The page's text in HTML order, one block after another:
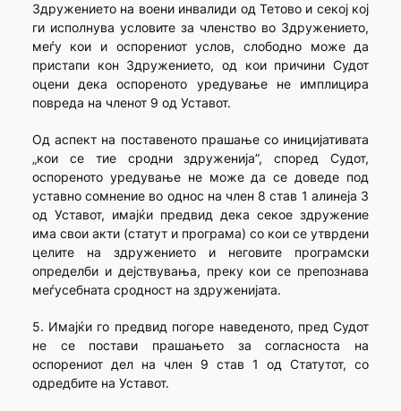
Здружението на воени инвалиди од Тетово и секој кој
ги исполнува условите за членство во Здружението,
меѓу кои и оспорениот услов, слободно може да
пристапи кон Здружението, од кои причини Судот
оцени дека оспореното уредување не имплицира
повреда на членот 9 од Уставот.
Од аспект на поставеното прашање со иницијативата
„кои се тие сродни здруженија”, според Судот,
оспореното уредување не може да се доведе под
уставно сомнение во однос на член 8 став 1 алинеја 3
од Уставот, имајќи предвид дека секое здружение
има свои акти (статут и програма) со кои се утврдени
целите на здружението и неговите програмски
определби и дејствувања, преку кои се препознава
меѓусебната сродност на здруженијата.
5. Имајќи го предвид погоре наведеното, пред Судот
не се постави прашањето за согласноста на
оспорениот дел на член 9 став 1 од Статутот, со
одредбите на Уставот.